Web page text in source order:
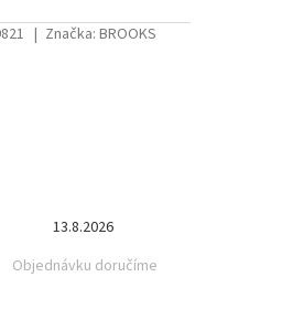
Značka:BROOKS
13.8.2026
Objednávku doručíme